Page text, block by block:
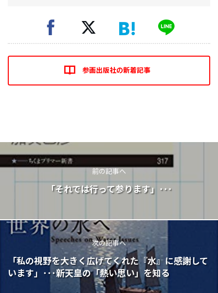
参画出版社の新着記事
前の記事へ
「それでは行って参ります」･･･
次の記事へ
「私の視野を大きく広げてくれた『水』に感謝して
います」･･･新天皇の「熱い思い」を知る